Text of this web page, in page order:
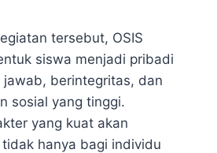
tersebut, OSIS
siswa menjadi pribadi
berintegritas, dan
sosial yang tinggi.
yang kuat akan
hanya bagi individu